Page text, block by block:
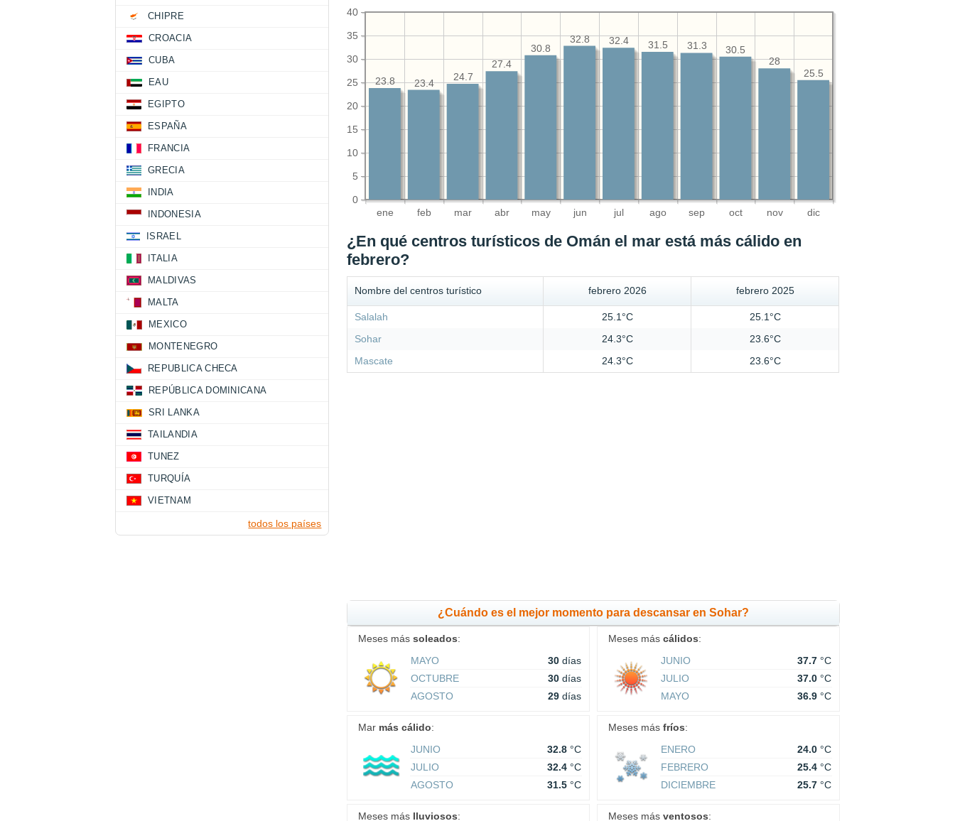
ene feb mar abr may jun jul ago sep oct nov dic
0
5
10
15
20
25
30
35
40
25.5
28
30.5
31.3
31.5
32.4
32.8
30.8
27.4
24.7
23.4
23.8
¿En qué centros turísticos de Omán el mar está más cálido en
febrero?
Nombre del centros turístico febrero 2026 febrero 2025
Salalah 25.1°C
25.1°C
Sohar
24.3°C
23.6°C
Mascate
24.3°C 23.6°C
¿Cuándo es el mejor momento para descansar en Sohar?
Meses mássoleados:
MAYO
30 días
OCTUBRE
30 días
AGOSTO
29 días
Meses máscálidos:
JUNIO
37.7 °C
JULIO
37.0 °C
MAYO
36.9 °C
Mar más cálido:
JUNIO
32.8 °C
JULIO
32.4 °C
AGOSTO
31.5 °C
Meses másfríos:
ENERO
24.0 °C
FEBRERO
25.4 °C
DICIEMBRE
25.7 °C
Meses más lluviosos:
Meses másventosos:
CHIPRE
CROACIA
CUBA
EAU
EGIPTO
ESPAÑA
FRANCIA
GRECIA
INDIA
INDONESIA
ISRAEL
ITALIA
MALDIVAS
MALTA
MEXICO
MONTENEGRO
REPUBLICA CHECA
REPÚBLICA DOMINICANA
SRI LANKA
TAILANDIA
TUNEZ
TURQUÍA
VIETNAM
todos los países